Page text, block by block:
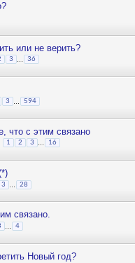
или не верить?
3 36
3 594
что с этим связано
1 2 3 16
3 28
связано.
4
Новый год?